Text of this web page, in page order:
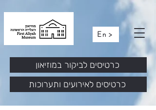
En >
כרטיסים לאירועים ותערוכות
כרטיסים לביקור במוזיאון